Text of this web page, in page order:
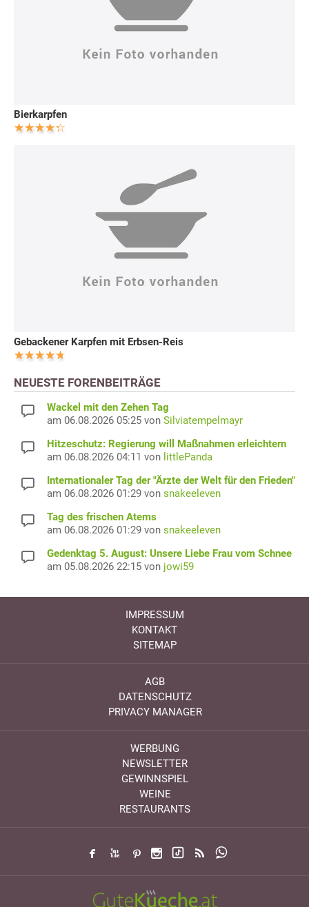
Bierkarpfen
Gebackener Karpfen mit Erbsen-Reis
NEUESTE FORENBEITRÄGE
Wackel mit den Zehen Tag
am 06.08.2026 05:25 von Silviatempelmayr
Hitzeschutz: Regierung will Maßnahmen erleichtern
am 06.08.2026 04:11 von littlePanda
Internationaler Tag der "Ärzte der Welt für den Frieden"
am 06.08.2026 01:29 von snakeeleven
Tag des frischen Atems
am 06.08.2026 01:29 von snakeeleven
Gedenktag 5. August: Unsere Liebe Frau vom Schnee
am 05.08.2026 22:15 von jowi59
IMPRESSUM
KONTAKT
SITEMAP
AGB
DATENSCHUTZ
PRIVACY MANAGER
WERBUNG
NEWSLETTER
GEWINNSPIEL
WEINE
RESTAURANTS